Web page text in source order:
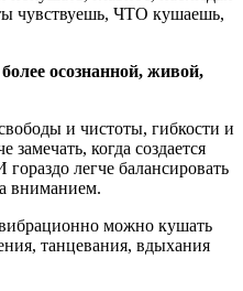
чувствуешь, ЧТО кушаешь,
осознанной, живой,
и чистоты, гибкости и
замечать, когда создается
легче балансировать
вниманием.
можно кушать
танцевания, вдыхания